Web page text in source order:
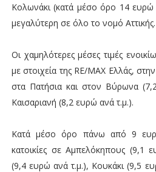
Κολωνάκι (κατά μέσο όρο 14 ευρώ
μεγαλύτερη σε όλο το νομό Αττικής.
Οι χαμηλότερες μέσες τιμές
με στοιχεία της RE/MAX Ελλάς,
στα Πατήσια και στον Βύρωνα
Καισαριανή (8,2 ευρώ ανά τ.μ.).
Κατά μέσο όρο πάνω από 9 ευρώ
κατοικίες σε Αμπελόκηπους
(9,4 ευρώ ανά τ.μ.), Κουκάκι (9,5